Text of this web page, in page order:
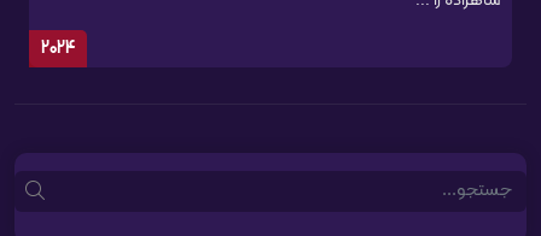
2024
Search